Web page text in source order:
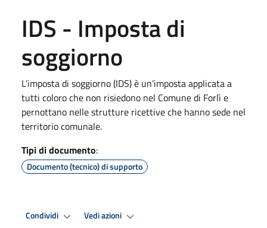
IDS - Imposta di
soggiorno
L’imposta di soggiorno (IDS) è un’imposta applicata a
tutti coloro che non risiedono nel Comune di Forlì e
pernottano nelle strutture ricettive che hanno sede nel
territorio comunale.
Tipi di documento:
Documento (tecnico) di supporto
Condividi Vedi azioni